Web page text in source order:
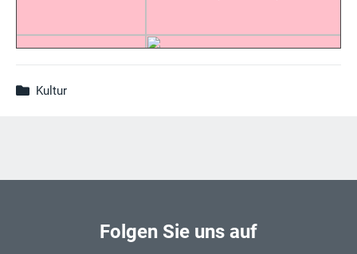
Kultur
Folgen Sie uns auf